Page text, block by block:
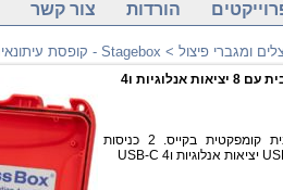
הורדות צור קשר
ומגברי פיצול > Stagebox - קופסת עיתונאים
קופסת עיתונאים אקטיבית עם 8 יציאות אנלוגיות ו4
קופסת עיתונאים אקטיבית קומפקטית בקייס. 2 כניסות